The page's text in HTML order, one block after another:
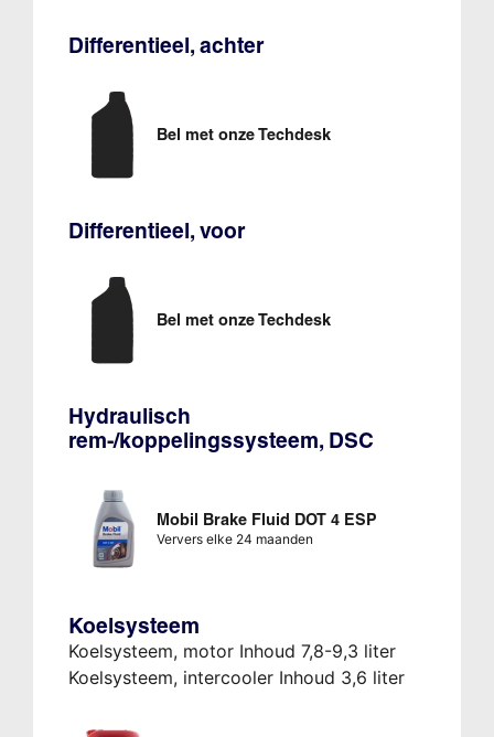
Differentieel, achter
Bel met onze Techdesk
Differentieel, voor
Bel met onze Techdesk
Hydraulisch
rem-/koppelingssysteem, DSC
Mobil Brake Fluid DOT 4 ESP
Ververs elke 24 maanden
Koelsysteem
Koelsysteem, motor Inhoud 7,8-9,3 liter
Koelsysteem, intercooler Inhoud 3,6 liter